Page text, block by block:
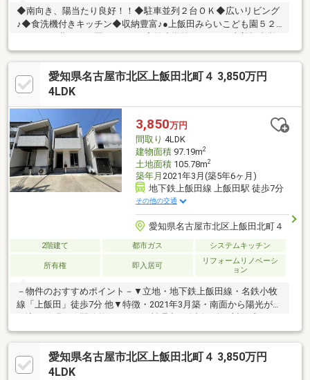
◆南向き、陽当たり良好！！◆駐車並列２台ＯＫ◆広いリビング
♪◆食洗機付きキッチン◆収納豊富♪●上飯田みらいこども園５２
校５３０ｍ●三河屋６００ｍ●セブンイレブン４００ｍ●ウエルシ
ア４００ｍ●あさみクリニック７５０ｍ●上飯田東第四なかよし公
園５００ｍ《２０２５年１０月リフォーム》【水回り】キッチン
新品、お風呂新品、トイレ新品、洗面台新品【内装】クロス張
愛知県名古屋市北区上飯田北町４ 3,850万円
4LDK
3,850万円
間取り 4LDK
建物面積97.19m2
土地面積105.78m2
築年月 2021年3月(築5年6ヶ月)
地下鉄上飯田線 上飯田駅 徒歩7分
その他の交通
愛知県名古屋市北区上飯田北町４
2階建て 都市ガス システムキッチン
所有権 即入居可
リフォームリノベーシ
ョン
－物件のおすすめポイント－▼立地・地下鉄上飯田線・名鉄小牧
線「上飯田」徒歩7分 他▼特徴・2021年3月築・南面から陽光が差
チン、食洗機搭載・コミュニケーションを育むリビング階段・各
階にトイレを設置、来客時も気兼ねなく利用可能・駐車スペース2
台分(車種制限有)・即引渡し可能(残金精算後)▼2025年10月室内
リフォーム済【新調】キッチン、浴室、トイレ、洗面台 等【張
愛知県名古屋市北区上飯田北町４ 3,850万円
4LDK